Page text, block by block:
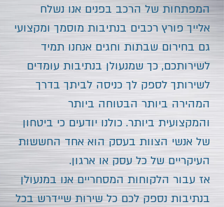
המפתחות של הרכב בפנים אנו נשלח
אלייך פורץ רכבים בנתיבות מוסמך ומקצועי
גם בחירום שבתות וחגים אנחנו תמיד
לשירותכם, כך שמנעולן בנתיבות עומדים
לשירותך לספק לך כניסה לביתך בדרך
המהירה ביותר הבטוחה ביותר
והמקצועית ביותר. כולנו יודעים כי ביטחון
של אנשי הצוות בעסק הוא אחד החששות
העיקריים של כל עסק או ארגון.
אז עבור הלקוחות המסחריים אנו במנעולן
בנתיבות נספק לכם כל שירות שיידרש בכל